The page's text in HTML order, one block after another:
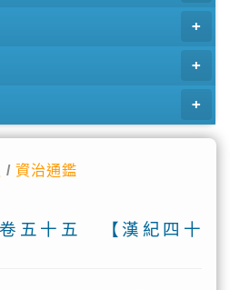
/資治通鑑
卷五十五 【漢紀四十